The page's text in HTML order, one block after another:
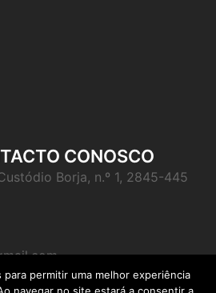
CONOSCO
Borja, n.º 1, 2845-445
permitir uma melhor experiência